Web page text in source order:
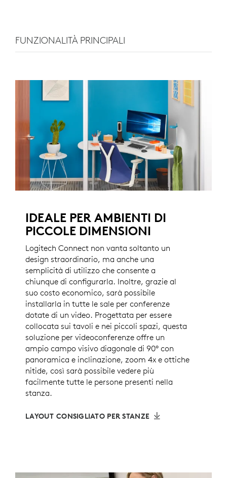
FUNZIONALITÀ PRINCIPALI
IDEALE PER AMBIENTI DI
PICCOLE DIMENSIONI
Logitech Connect non vanta soltanto un
design straordinario, ma anche una
semplicità di utilizzo che consente a
chiunque di configurarla. Inoltre, grazie al
suo costo economico, sarà possibile
installarla in tutte le sale per conferenze
dotate di un video. Progettata per essere
collocata sui tavoli e nei piccoli spazi, questa
soluzione per videoconferenze offre un
ampio campo visivo diagonale di 90° con
panoramica e inclinazione, zoom 4x e ottiche
nitide, così sarà possibile vedere più
facilmente tutte le persone presenti nella
stanza.
LAYOUT CONSIGLIATO PER STANZE